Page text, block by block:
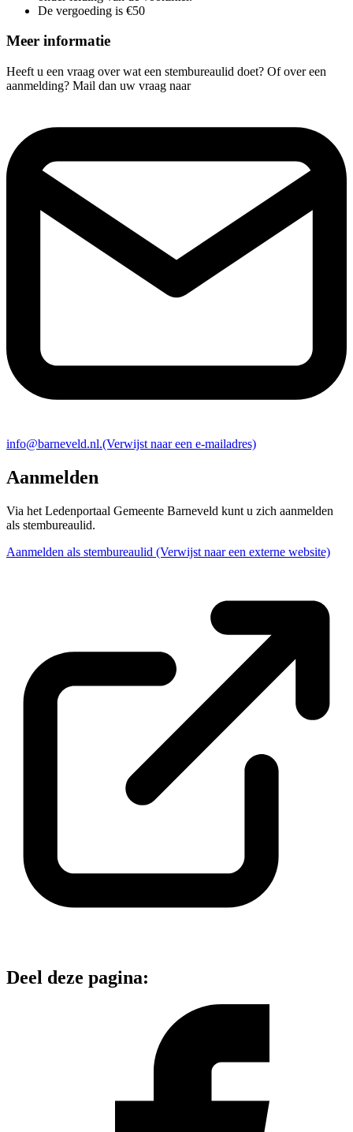
De vergoeding is €50
Meer informatie
Heeft u een vraag over wat een stembureaulid doet? Of over een
aanmelding? Mail dan uw vraag naar
info@barneveld.nl.(Verwijst naar een e-mailadres)
Aanmelden
Via het Ledenportaal Gemeente Barneveld kunt u zich aanmelden
als stembureaulid.
Aanmelden als stembureaulid (Verwijst naar een externe website)
Deel deze pagina: